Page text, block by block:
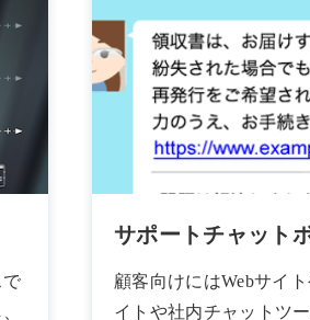
サポートチャット
顧客向けにはWebサイ
イトや社内チャットツ